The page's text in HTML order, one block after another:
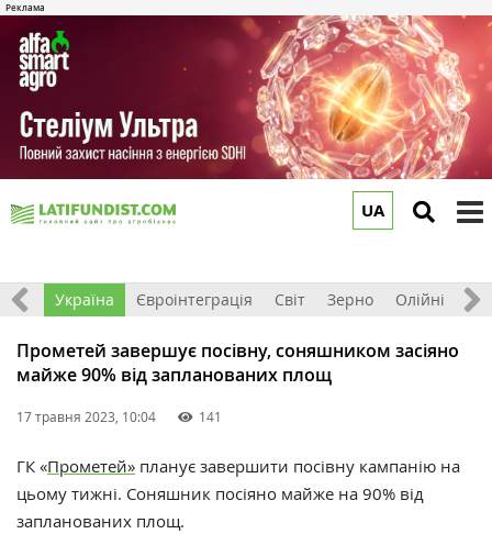
UA
Все Україна Євроінтеграція Світ Зерно Олійні
Прометей завершує посівну, соняшником засіяно
майже 90% від запланованих площ
17 травня 2023, 10:04 141
ГК «Прометей» планує завершити посівну кампанію на
цьому тижні. Соняшник посіяно майже на 90% від
запланованих площ.